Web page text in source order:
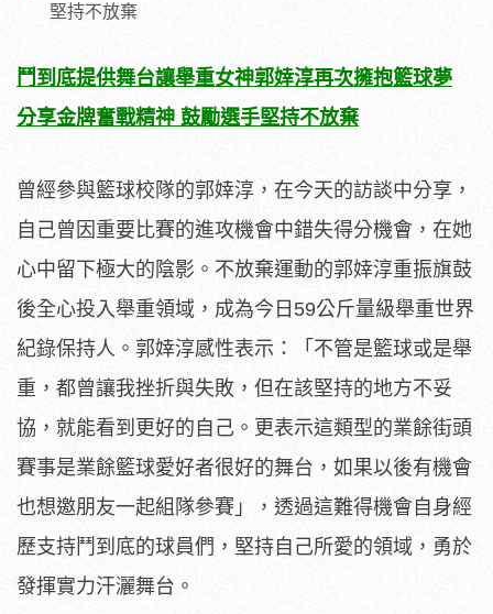
堅持不放棄
鬥到底提供舞台讓舉重女神郭婞淳再次擁抱籃球夢
分享金牌奮戰精神 鼓勵選手堅持不放棄
曾經參與籃球校隊的郭婞淳，在今天的訪談中分享，
自己曾因重要比賽的進攻機會中錯失得分機會，在她
心中留下極大的陰影。不放棄運動的郭婞淳重振旗鼓
後全心投入舉重領域，成為今日59公斤量級舉重世界
紀錄保持人。郭婞淳感性表示：「不管是籃球或是舉
重，都曾讓我挫折與失敗，但在該堅持的地方不妥
協，就能看到更好的自己。更表示這類型的業餘街頭
賽事是業餘籃球愛好者很好的舞台，如果以後有機會
也想邀朋友一起組隊參賽」，透過這難得機會自身經
歷支持鬥到底的球員們，堅持自己所愛的領域，勇於
發揮實力汗灑舞台。